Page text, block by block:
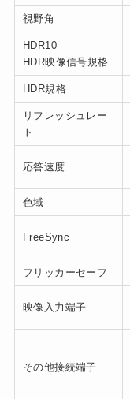
視野角
HDR10
HDR映像信号規格
HDR規格
リフレッシュレー
ト
応答速度
色域
FreeSync
フリッカーセーフ
映像入力端子
その他接続端子